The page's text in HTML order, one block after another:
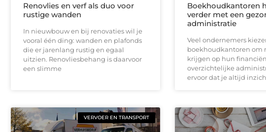
Renovlies en verf als duo voor
rustige wanden
In nieuwbouw en bij renovaties wil je
vooral één ding: wanden en plafonds
die er jarenlang rustig en egaal
uitzien. Renovliesbehang is daarvoor
een slimme
Boekhoudkantoren
verder met een
administratie
Veel ondernemers
boekhoudkantoren om
krijgen op hun
overzichtelijke
ervoor dat je altijd
VERVOER EN TRANSPORT